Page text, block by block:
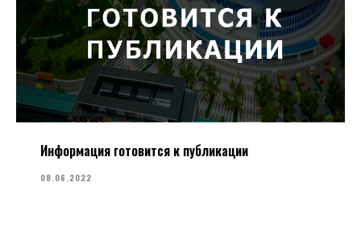
Информация готовится к публикации
08.06.2022